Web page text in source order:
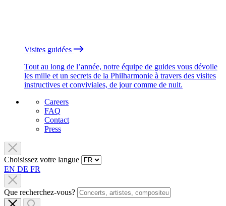
Visites guidées
Tout au long de l’année, notre équipe de guides vous dévoile
les mille et un secrets de la Philharmonie à travers des visites
instructives et conviviales, de jour comme de nuit.
Careers
FAQ
Contact
Press
Choisissez votre langue
EN DE FR
Que recherchez-vous?